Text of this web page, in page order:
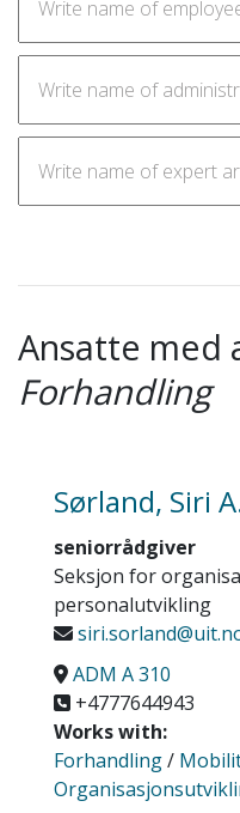
Ansatte med
Forhandling
Sørland, Siri
seniorrådgiver
Seksjon for
personalutvikling
ADM A 310
+4777644943
Works with:
Forhandling/